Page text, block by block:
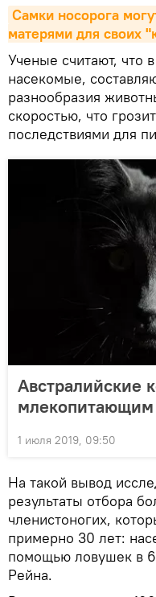
Самки носорога
матерями для своих
Ученые считают, что
насекомые,
разнообразия
скоростью, что
последствиями для
Австралийские
млекопитающим
1 июля 2019, 09:50
На такой вывод
результаты отбора
членистоногих,
примерно 30 лет:
помощью ловушек в
Рейна.